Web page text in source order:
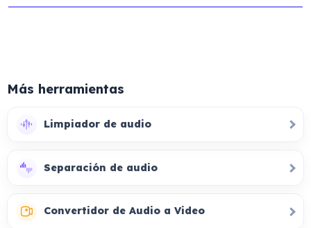
Más herramientas
Limpiador de audio
Separación de audio
Convertidor de Audio a Video